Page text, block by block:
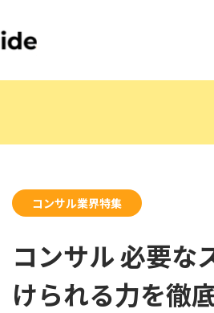
コンサル業界特集
コンサル 必要な
けられる力を徹